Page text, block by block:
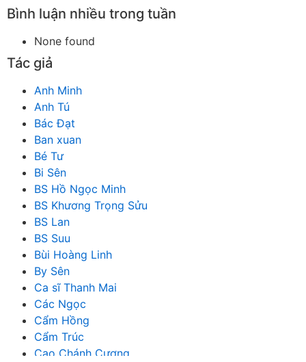
Bình luận nhiều trong tuần
None found
Tác giả
Anh Minh
Anh Tú
Bác Đạt
Ban xuan
Bé Tư
Bi Sên
BS Hồ Ngọc Minh
BS Khương Trọng Sửu
BS Lan
BS Suu
Bùi Hoàng Linh
By Sên
Ca sĩ Thanh Mai
Các Ngọc
Cẩm Hồng
Cẩm Trúc
Cao Chánh Cương